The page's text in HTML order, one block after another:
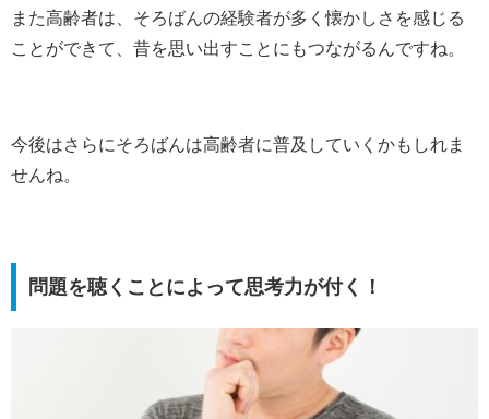
また高齢者は、そろばんの経験者が多く懐かしさを感じる
ことができて、昔を思い出すことにもつながるんですね。
今後はさらにそろばんは高齢者に普及していくかもしれま
せんね。
問題を聴くことによって思考力が付く！